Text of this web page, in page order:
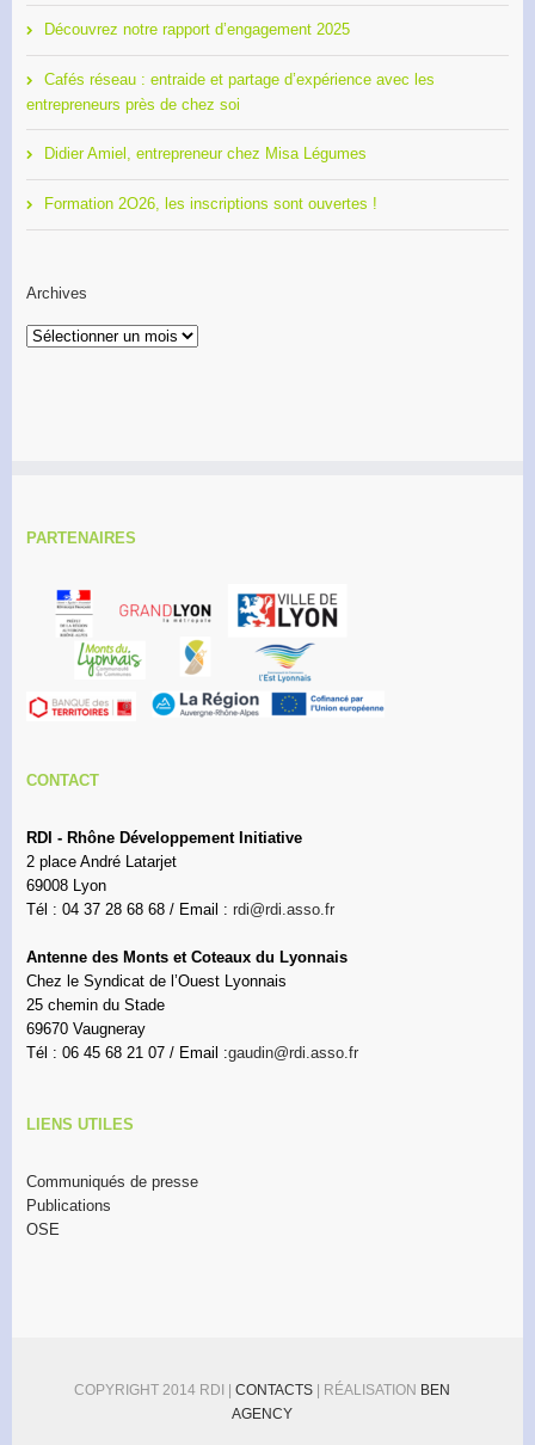
Découvrez notre rapport d’engagement 2025
Cafés réseau : entraide et partage d’expérience avec les
entrepreneurs près de chez soi
Didier Amiel, entrepreneur chez Misa Légumes
Formation 2O26, les inscriptions sont ouvertes !
Archives
Archives
PARTENAIRES
CONTACT
RDI - Rhône Développement Initiative
2 place André Latarjet
69008 Lyon
Tél : 04 37 28 68 68 / Email : rdi@rdi.asso.fr
Antenne des Monts et Coteaux du Lyonnais
Chez le Syndicat de l’Ouest Lyonnais
25 chemin du Stade
69670 Vaugneray
Tél : 06 45 68 21 07 / Email :gaudin@rdi.asso.fr
LIENS UTILES
Communiqués de presse
Publications
OSE
COPYRIGHT 2014 RDI | CONTACTS | RÉALISATION BEN
AGENCY